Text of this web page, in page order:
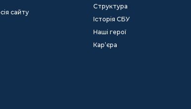
сайту
Структура
Історія СБУ
Наші герої
Кар’єра